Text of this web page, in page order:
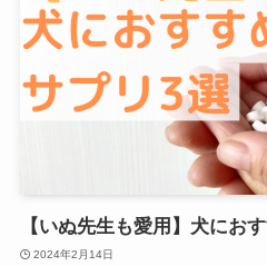
【いぬ先生も愛用】犬にお
2024年2月14日